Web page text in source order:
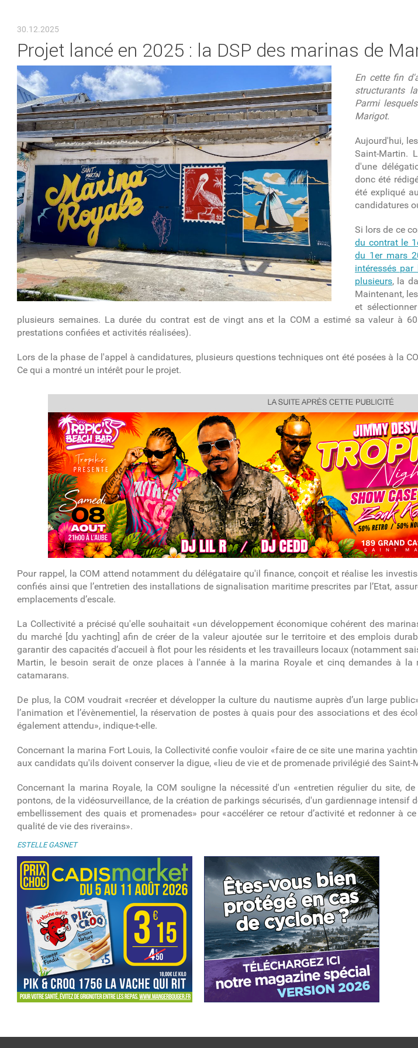
30.12.2025
Projet lancé en 2025 : la DSP des marinas de
En cette fin
structurants
Parmi
Marigot.
Aujourd'hui,
Saint-Martin.
d'une
donc été
été expliqué
candidatures
Si lors de ce
du contrat le
du 1er mars
intéressés
plusieurs, la
Maintenant,
et
plusieurs semaines. La durée du contrat est de vingt ans et la COM a estimé sa valeur à
prestations confiées et activités réalisées).
Lors de la phase de l'appel à candidatures, plusieurs questions techniques ont été posées à la
Ce qui a montré un intérêt pour le projet.
article
Pour rappel, la COM attend notamment du délégataire qu'il finance, conçoit et réalise les
confiés ainsi que l’entretien des installations de signalisation maritime prescrites par l’Etat,
emplacements d’escale.
La Collectivité a précisé qu'elle souhaitait «un développement économique cohérent des
du marché [du yachting] afin de créer de la valeur ajoutée sur le territoire et des emplois
garantir des capacités d’accueil à flot pour les résidents et les travailleurs locaux (notamment
Martin, le besoin serait de onze places à l'année à la marina Royale et cinq demandes à
catamarans.
De plus, la COM voudrait «recréer et développer la culture du nautisme auprès d’un large
l’animation et l’évènementiel, la réservation de postes à quais pour des associations et des
également attendu», indique-t-elle.
Concernant la marina Fort Louis, la Collectivité confie vouloir «faire de ce site une marina
aux candidats qu'ils doivent conserver la digue, «lieu de vie et de promenade privilégié des Saint-
Concernant la marina Royale, la COM souligne la nécessité d'un «entretien régulier du site,
pontons, de la vidéosurveillance, de la création de parkings sécurisés, d'un gardiennage intensif
embellissement des quais et promenades» pour «accélérer ce retour d’activité et redonner à
qualité de vie des riverains».
ESTELLE GASNET